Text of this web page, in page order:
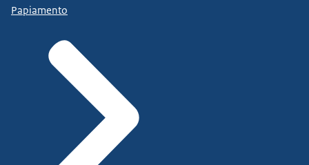
Papiamento